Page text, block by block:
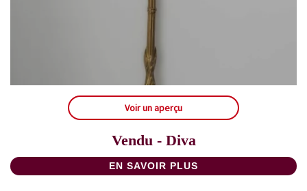
Voir un aperçu
Vendu - Diva
EN SAVOIR PLUS